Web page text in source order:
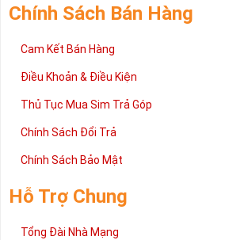
Chính Sách Bán Hàng
Cam Kết Bán Hàng
Điều Khoản & Điều Kiện
Thủ Tục Mua Sim Trả Góp
Chính Sách Đổi Trả
Chính Sách Bảo Mật
Hỗ Trợ Chung
Tổng Đài Nhà Mạng